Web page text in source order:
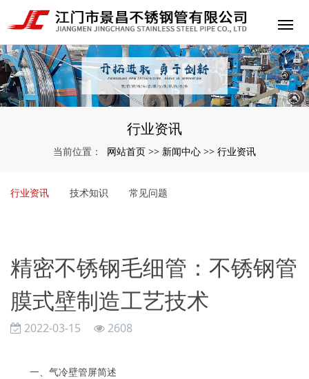
行业资讯
当前位置： 网站首页 >> 新闻中心 >> 行业资讯
行业资讯 技术知识 常见问题
精密不锈钢毛细管：不锈钢管
膜式壁制造工艺技术
2022-03-15 2608
一、气冷壁管屏简述